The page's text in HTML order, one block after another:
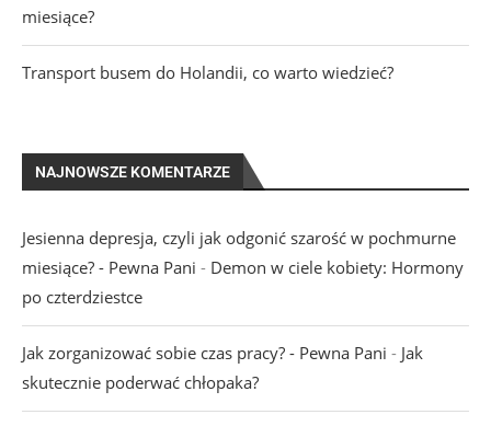
miesiące?
Transport busem do Holandii, co warto wiedzieć?
NAJNOWSZE KOMENTARZE
Jesienna depresja, czyli jak odgonić szarość w pochmurne
miesiące? - Pewna Pani - Demon w ciele kobiety: Hormony
po czterdziestce
Jak zorganizować sobie czas pracy? - Pewna Pani - Jak
skutecznie poderwać chłopaka?